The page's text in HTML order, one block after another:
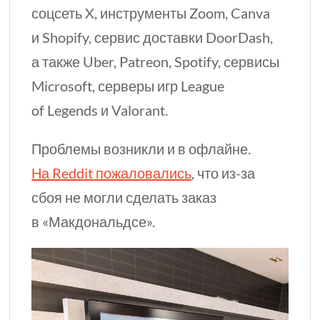
соцсеть X, инструменты Zoom, Canva
и Shopify, сервис доставки DoorDash,
а также Uber, Patreon, Spotify, сервисы
Microsoft, серверы игр League
of Legends и Valorant.
Проблемы возникли и в офлайне.
На Reddit пожаловались, что из-за
сбоя не могли сделать заказ
в «Макдональдсе».